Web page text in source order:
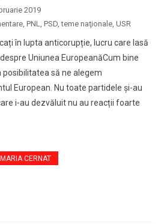
2019
, PNL, PSD,teme naţionale, USR
în lupta anticorupție, lucru care lasă
Uniunea EuropeanăCum bine
să ne alegem
European. Nu toate partidele și-au
i-au dezvăluit nu au reacții foarte
MARIA CERNAT